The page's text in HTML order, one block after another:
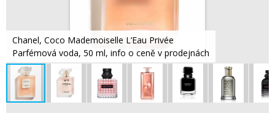
Chanel, Coco Mademoiselle L’Eau Privée
Parfémová voda, 50 ml, info o ceně v prodejnách